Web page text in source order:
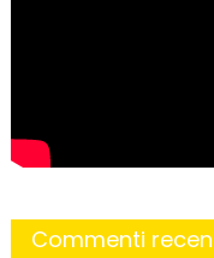
Commenti